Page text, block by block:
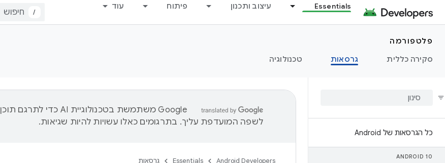
Essentials עיצוב ותכנון פיתוח עוד
/
פלטפורמה
סקירה כללית
גרסאות טכנולוגיה
כל הגרסאות של Android
ANDROID 10
‫Google משתמשת בטכנולוגיית AI כדי לתרגם תוכן
לשפה המועדפת עליך. בתרגומים כאלו עשויות להיות שגיאות.
Android Developers
Essentials גרסאות